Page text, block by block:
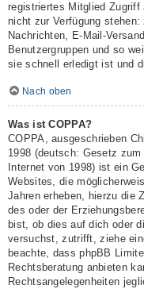
registriertes Mitglied
nicht zur Verfügung
Nachrichten, E-Mail-
Benutzergruppen und so
sie schnell erledigt ist und
Nach oben
Was ist COPPA?
COPPA, ausgeschrieben
1998 (deutsch: Gesetz
Internet von 1998) ist ein
Websites, die
Jahren erheben, hierzu die
des oder der
bist, ob dies auf dich oder
versuchst, zutrifft, ziehe
beachte, dass phpBB
Rechtsberatung anbieten
Rechtsangelegenheiten